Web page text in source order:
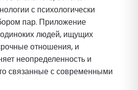
с психологически
пар. Приложение
людей, ищущих
отношения, и
неопределенность и
связанные с современными